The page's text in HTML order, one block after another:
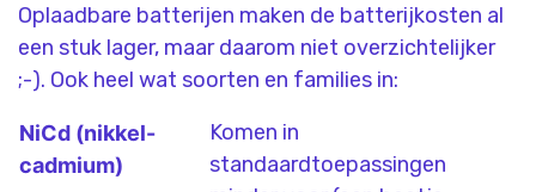
Oplaadbare batterijen maken de batterijkosten al
een stuk lager, maar daarom niet overzichtelijker
;-). Ook heel wat soorten en families in:
NiCd (nikkel-
cadmium)
Komen in
standaardtoepassingen